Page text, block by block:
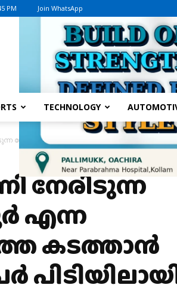
PM Join WhatsApp
TECHNOLOGY
ഗോള്‍ഡന്‍ ലങ്കൂര്‍ എന്ന കുരങ്ങുവര്‍ഗത്തെ കടത്താന്‍
നേരിടുന്ന
എന്ന
കടത്താന്‍